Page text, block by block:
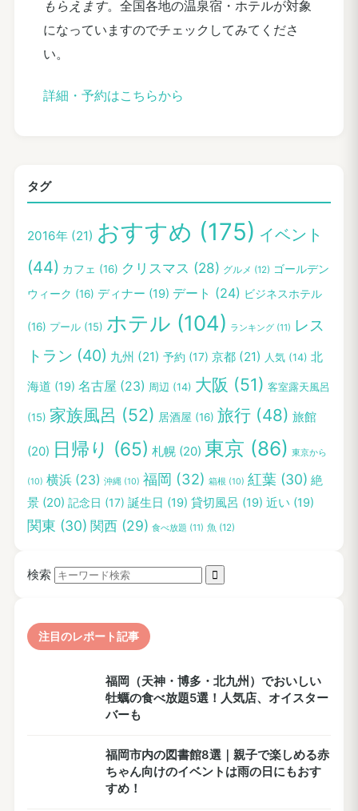
もらえます。全国各地の温泉宿・ホテルが対象
になっていますのでチェックしてみてくださ
い。
詳細・予約はこちらから
タグ
2016年(21) おすすめ (175) イベント
(44) カフェ (16) クリスマス (28) グルメ (12) ゴールデン
ウィーク (16) ディナー (19) デート (24) ビジネスホテル
(16) プール(15) ホテル (104) ランキング(11) レス
トラン (40) 九州 (21) 予約 (17) 京都(21) 人気(14) 北
海道 (19) 名古屋 (23) 周辺 (14) 大阪 (51) 客室露天風呂
(15) 家族風呂 (52) 居酒屋 (16) 旅行(48) 旅館
(20) 日帰り (65) 札幌(20) 東京 (86) 東京から
(10) 横浜(23) 沖縄(10) 福岡 (32) 箱根 (10) 紅葉(30) 絶
景(20) 記念日 (17) 誕生日 (19) 貸切風呂 (19) 近い (19)
関東 (30) 関西(29) 食べ放題 (11) 魚 (12)
検索
注目のレポート記事
福岡（天神・博多・北九州）でおいしい
牡蠣の食べ放題5選！人気店、オイスター
バーも
福岡市内の図書館8選｜親子で楽しめる赤
ちゃん向けのイベントは雨の日にもおす
すめ！